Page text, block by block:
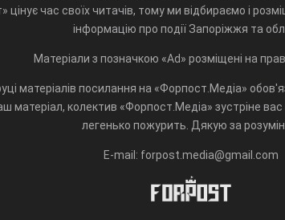
цінує час своїх читачів, тому ми відбираємо і
інформацію про події Запоріжжя та
Матеріали з позначкою «Ad» розміщені на
матеріалів посилання на «Форпост.Медіа»
матеріал, колектив «Форпост.Медіа» зустріне вас
легенько пожурить. Дякую за
E-mail: forpost.media@gmail.com